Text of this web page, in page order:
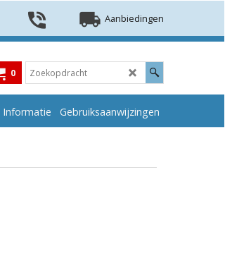
Aanbiedingen
0
Informatie Gebruiksaanwijzingen